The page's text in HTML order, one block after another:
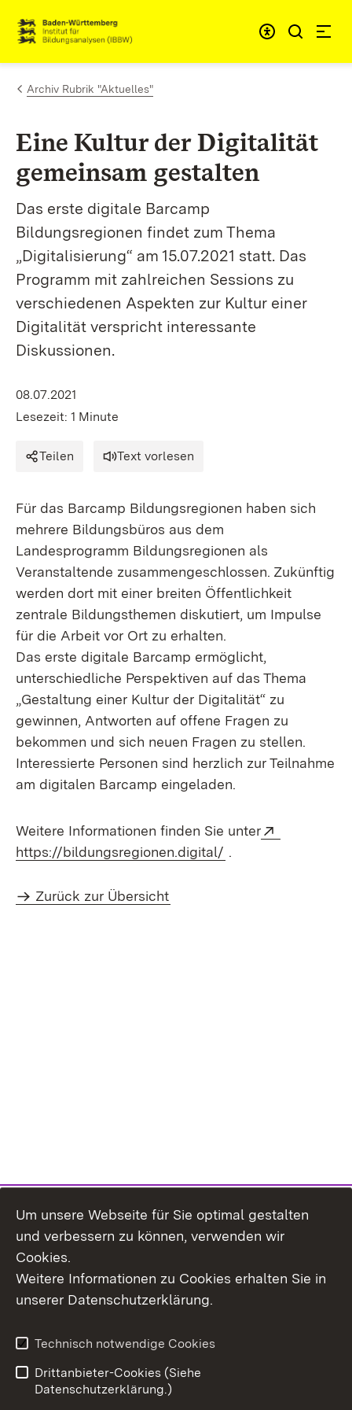
Zum Inhalt springen
Link zur Startseite
Archiv Rubrik "Aktuelles"
Eine Kultur der Digitalität
gemeinsam gestalten
Das erste digitale Barcamp
Bildungsregionen findet zum Thema
„Digitalisierung“ am 15.07.2021 statt. Das
Programm mit zahlreichen Sessions zu
verschiedenen Aspekten zur Kultur einer
Digitalität verspricht interessante
Diskussionen.
08.07.2021
Lesezeit: 1 Minute
Teilen Text vorlesen
Für das Barcamp Bildungsregionen haben sich
mehrere Bildungsbüros aus dem
Landesprogramm Bildungsregionen als
Veranstaltende zusammengeschlossen. Zukünftig
werden dort mit einer breiten Öffentlichkeit
zentrale Bildungsthemen diskutiert, um Impulse
für die Arbeit vor Ort zu erhalten.
Das erste digitale Barcamp ermöglicht,
unterschiedliche Perspektiven auf das Thema
„Gestaltung einer Kultur der Digitalität“ zu
gewinnen, Antworten auf offene Fragen zu
bekommen und sich neuen Fragen zu stellen.
Interessierte Personen sind herzlich zur Teilnahme
am digitalen Barcamp eingeladen.
Weitere Informationen finden Sie unter
https://bildungsregionen.digital/ .
Zurück zur Übersicht
Erklärung zur
Benutzungshinweise
Um unsere Webseite für Sie optimal gestalten
und verbessern zu können, verwenden wir
Cookies.
Weitere Informationen zu Cookies erhalten Sie in
unserer Datenschutzerklärung.
Technisch notwendige Cookies
Drittanbieter-Cookies (Siehe
Datenschutzerklärung.)